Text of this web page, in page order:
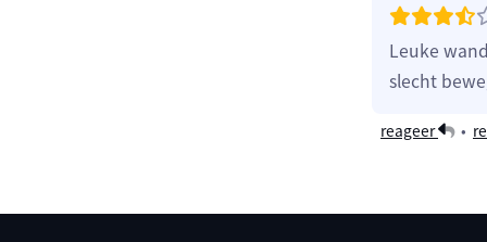
Leuke
slecht
reageer •